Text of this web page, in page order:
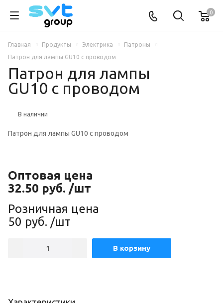
0
Главная Продукты Электрика
Патроны
Патрон для лампы GU10 с проводом
Патрон для лампы
GU10 с проводом
В наличии
Патрон для лампы GU10 с проводом
Оптовая цена
32.50 руб. /шт
Розничная цена
50 руб. /шт
В корзину